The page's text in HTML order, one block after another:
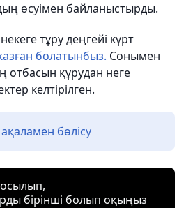
өсуімен байланыстырды.
тұру деңгейі күрт
болатынбыз. Сонымен
отбасын құрудан неге
келтірілген.
бөлісу
бірінші болып оқыңыз